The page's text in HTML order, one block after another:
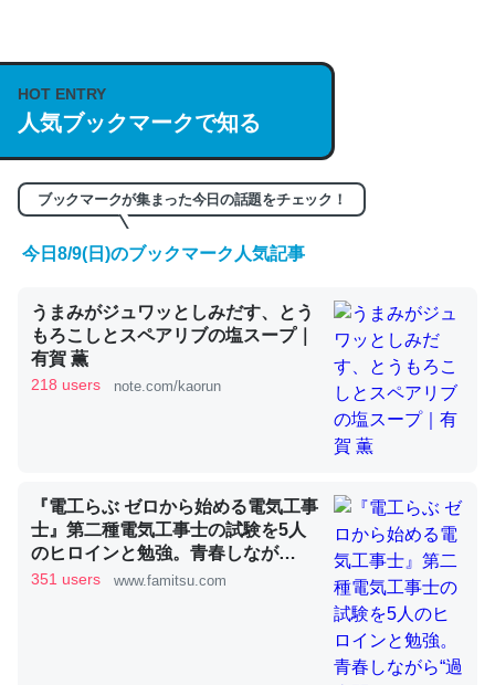
説してる記事が少ないので貴重な良記事。/続編来た
https://isobe324649.hatenablog.com/entry/2023/03/27
/064121
─GPTの仕組みと限界についての考察（１） - conceptualization
くらい。小説でいう「ずっと前の伏線」は回収されないけ
ど、短期記憶というには多い分量。進化すればするほど分
かりやすく強くなりそう
─GPTの仕組みと限界についての考察（１） - conceptualization
昆虫ってカルシウム少ないのか。知らんかった。調べたら
コオロギのカルシウム分はエビの600分の1程度。
─ニュース :: 【研究発表】昆虫学の大問題＝「昆虫はなぜ海にいな
HOT ENTRY
人気ブックマークで知る
ブックマークが集まった今日の話題をチェック！
今日8/9(日)のブックマーク人気記事
うまみがジュワッとしみだす、とう
もろこしとスペアリブの塩スープ｜
有賀 薫
218 users note.com/kaorun
『電工らぶ ゼロから始める電気工事
士』第二種電気工事士の試験を5人
のヒロインと勉強。青春しなが
ら“過去問1000問”や“本番形式CBT
351 users www.famitsu.com